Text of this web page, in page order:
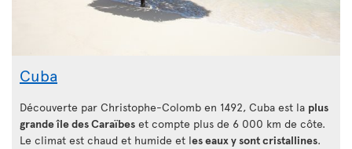
Cuba
Découverte par Christophe-Colomb en 1492, Cuba est la plus
grande île des Caraïbes et compte plus de 6 000 km de côte.
Le climat est chaud et humide et les eaux y sont cristallines.